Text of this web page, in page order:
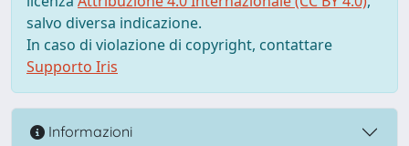
salvo diversa indicazione.
In caso di violazione di copyright, contattare
Supporto Iris
Informazioni